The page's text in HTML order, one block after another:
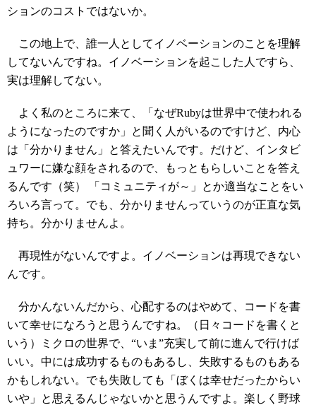
ションのコストではないか。
この地上で、誰一人としてイノベーションのことを理解
してないんですね。イノベーションを起こした人ですら、
実は理解してない。
よく私のところに来て、「なぜRubyは世界中で使われる
ようになったのですか」と聞く人がいるのですけど、内心
は「分かりません」と答えたいんです。だけど、インタビ
ュワーに嫌な顔をされるので、もっともらしいことを答え
るんです（笑） 「コミュニティが～」とか適当なことをい
ろいろ言って。でも、分かりませんっていうのが正直な気
持ち。分かりませんよ。
再現性がないんですよ。イノベーションは再現できない
んです。
分かんないんだから、心配するのはやめて、コードを書
いて幸せになろうと思うんですね。（日々コードを書くと
いう）ミクロの世界で、“いま”充実して前に進んで行けば
いい。中には成功するものもあるし、失敗するものもある
かもしれない。でも失敗しても「ぼくは幸せだったからい
いや」と思えるんじゃないかと思うんですよ。楽しく野球